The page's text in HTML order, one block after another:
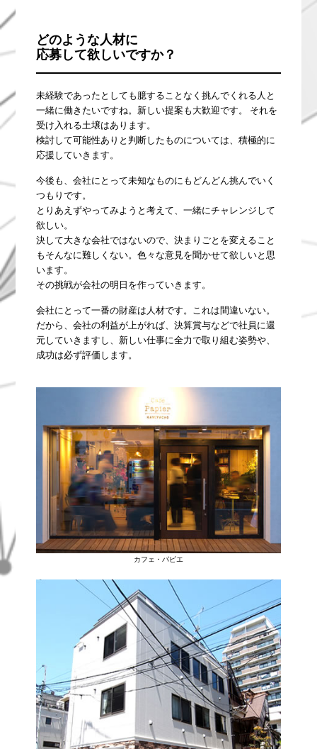
どのような人材に
応募して欲しいですか？
未経験であったとしても臆することなく挑んでくれる人と
一緒に働きたいですね。新しい提案も大歓迎です。 それを
受け入れる土壌はあります。
検討して可能性ありと判断したものについては、積極的に
応援していきます。
今後も、会社にとって未知なものにもどんどん挑んでいく
つもりです。
とりあえずやってみようと考えて、一緒にチャレンジして
欲しい。
決して大きな会社ではないので、決まりごとを変えること
もそんなに難しくない。色々な意見を聞かせて欲しいと思
います。
その挑戦が会社の明日を作っていきます。
会社にとって一番の財産は人材です。これは間違いない。
だから、会社の利益が上がれば、決算賞与などで社員に還
元していきますし、新しい仕事に全力で取り組む姿勢や、
成功は必ず評価します。
カフェ・パピエ